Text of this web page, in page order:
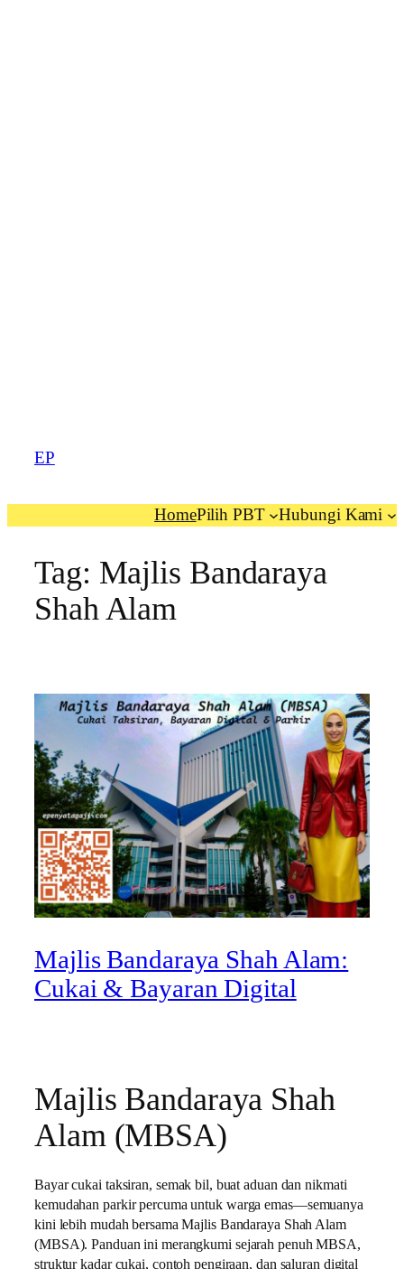
EP
HomePilih PBT Hubungi Kami
Tag: Majlis Bandaraya
Shah Alam
Majlis Bandaraya Shah Alam:
Cukai & Bayaran Digital
Majlis Bandaraya Shah
Alam (MBSA)
Bayar cukai taksiran, semak bil, buat aduan dan nikmati
kemudahan parkir percuma untuk warga emas—semuanya
kini lebih mudah bersama Majlis Bandaraya Shah Alam
(MBSA). Panduan ini merangkumi sejarah penuh MBSA,
struktur kadar cukai, contoh pengiraan, dan saluran digital